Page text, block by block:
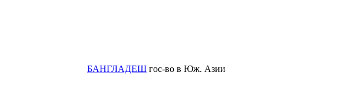
БАНГЛАДЕШ гос-во в Юж. Азии